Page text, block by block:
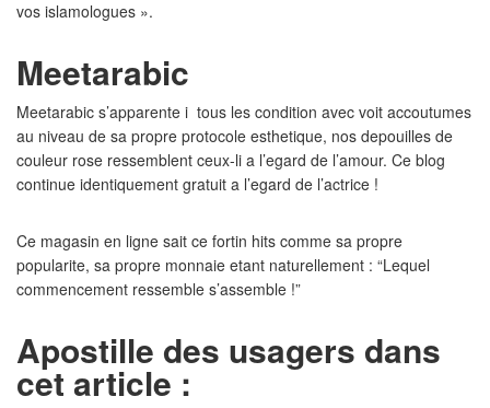
vos islamologues ».
Meetarabic
Meetarabic s’apparente i tous les condition avec voit accoutumes
au niveau de sa propre protocole esthetique, nos depouilles de
couleur rose ressemblent ceux-li a l’egard de l’amour. Ce blog
continue identiquement gratuit a l’egard de l’actrice !
Ce magasin en ligne sait ce fortin hits comme sa propre
popularite, sa propre monnaie etant naturellement : “Lequel
commencement ressemble s’assemble !”
Apostille des usagers dans
cet article :